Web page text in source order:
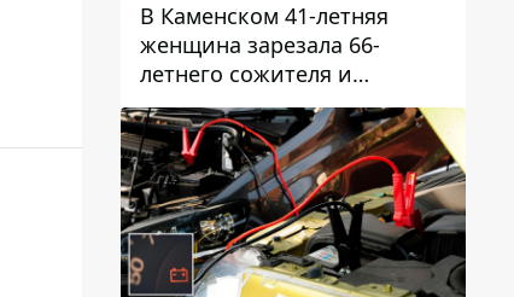
В Каменском 41-летняя
женщина зарезала 66-
летнего сожителя и
пыталась обмануть
полицейских